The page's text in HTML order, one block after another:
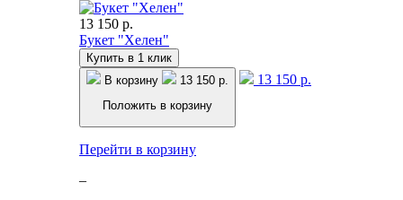
13 150 р.
Букет "Хелен"
Купить в 1 клик
В корзину
13 150 р.
Положить в корзину
13 150 р.
Перейти в корзину
–